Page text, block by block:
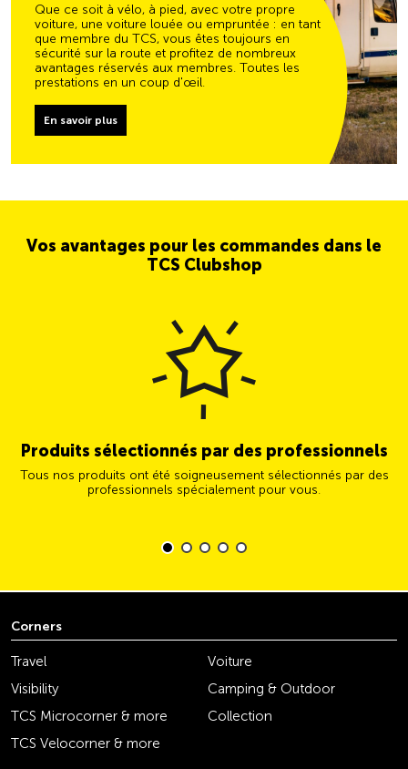
Que ce soit à vélo, à pied, avec votre propre
voiture, une voiture louée ou empruntée : en tant
que membre du TCS, vous êtes toujours en
sécurité sur la route et profitez de nombreux
avantages réservés aux membres. Toutes les
prestations en un coup d'œil.
En savoir plus
Vos avantages pour les commandes dans le
TCS Clubshop
Produits sélectionnés par des professionnels
Tous nos produits ont été soigneusement sélectionnés par des
professionnels spécialement pour vous.
Corners
Travel
Voiture
Visibility
Camping & Outdoor
TCS Microcorner & more
Collection
TCS Velocorner & more